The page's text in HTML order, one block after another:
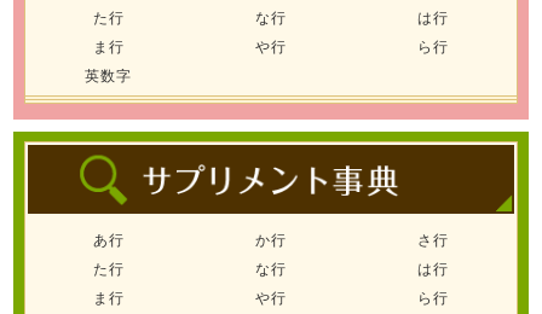
た行
な行
は行
ま行
や行
ら行
英数字
あ行 か行
さ行
た行
な行
は行
ま行
や行
ら行